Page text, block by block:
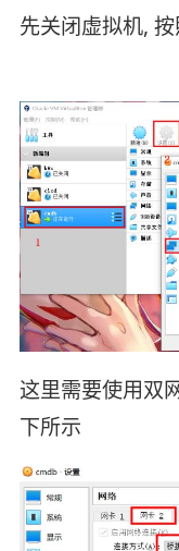
先关闭虚拟机,
这里需要使用双
下所示